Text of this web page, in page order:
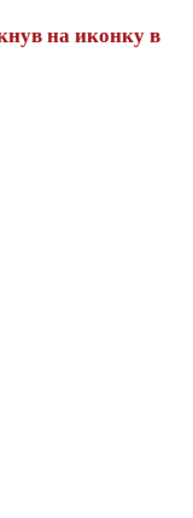
на иконку в